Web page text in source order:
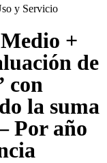
y Servicio
+
de
con
la suma
Por año